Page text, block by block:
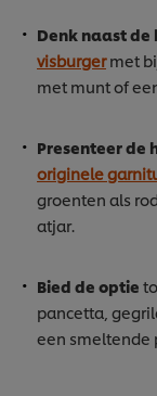
Denk naast
visburgermet
met munt of
Presenteer de
originele
groenten als
atjar.
Bied de optie
pancetta,
een smeltende